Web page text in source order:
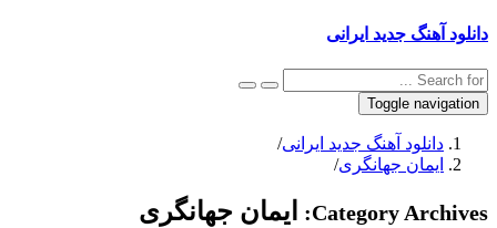
دانلود آهنگ جدید ایرانی
Toggle navigation
دانلود آهنگ جدید ایرانی/
ایمان جهانگری/
Category Archives: ایمان جهانگری